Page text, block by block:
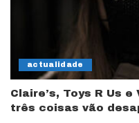
actualidade
Claire’s, Toys R Us
três coisas vão